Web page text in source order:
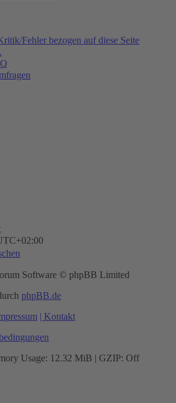
Fehler bezogen auf diese Seite
Software © phpBB Limited
phpBB.de
| Kontakt
Usage: 12.32 MiB | GZIP: Off